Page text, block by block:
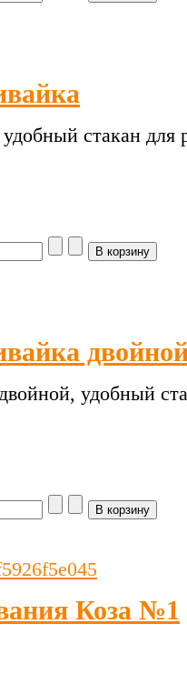
стакан для
удобный
Коза №1